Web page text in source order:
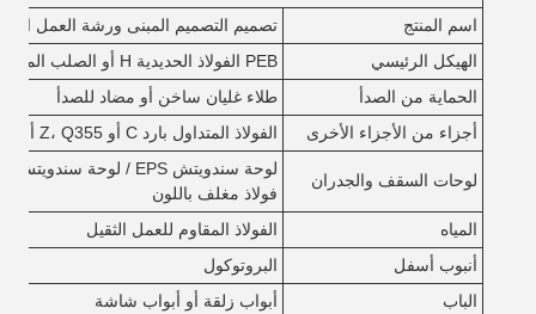
اسم المنتج
تصميم التصميم المبنى ورشة العمل
الهيكل الرئيسي
PEB الفولاذ الحديدية H أو الصلب المطاط الساخن، Q355 أو Q235
الحماية من الصدأ
طلاء غليان ساخن أو مضاد للصدأ
أجزاء من الأجزاء الأخرى
الفولاذ المتداول بارد C أو Z، Q355 أو Q235
لوحات السقف والجدران
فولاذ مغلف باللون
المياه
الفولاذ المقاوم للعمل الثقيل
أنبوب أسفل
البروتوكول
الباب
أبواب زلقة أو أبواب شاشة